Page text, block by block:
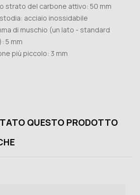
strato del carbone attivo: 50 mm
acciaio inossidabile
di muschio (un lato - standard
5 mm
più piccolo: 3 mm
QUESTO PRODOTTO